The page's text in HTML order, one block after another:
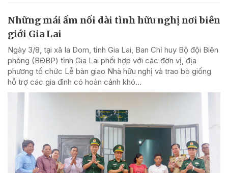
Những mái ấm nối dài tình hữu nghị nơi biên
giới Gia Lai
Ngày 3/8, tại xã Ia Dom, tỉnh Gia Lai, Ban Chỉ huy Bộ đội Biên
phòng (BĐBP) tỉnh Gia Lai phối hợp với các đơn vị, địa
phương tổ chức Lễ bàn giao Nhà hữu nghị và trao bò giống
hỗ trợ các gia đình có hoàn cảnh khó...